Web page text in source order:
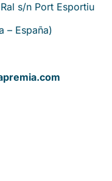
s/n Port Esportiu
– España)